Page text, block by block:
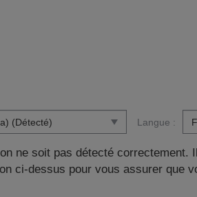
Langue :
ne soit pas détecté
ci-dessus pour vous assurer que